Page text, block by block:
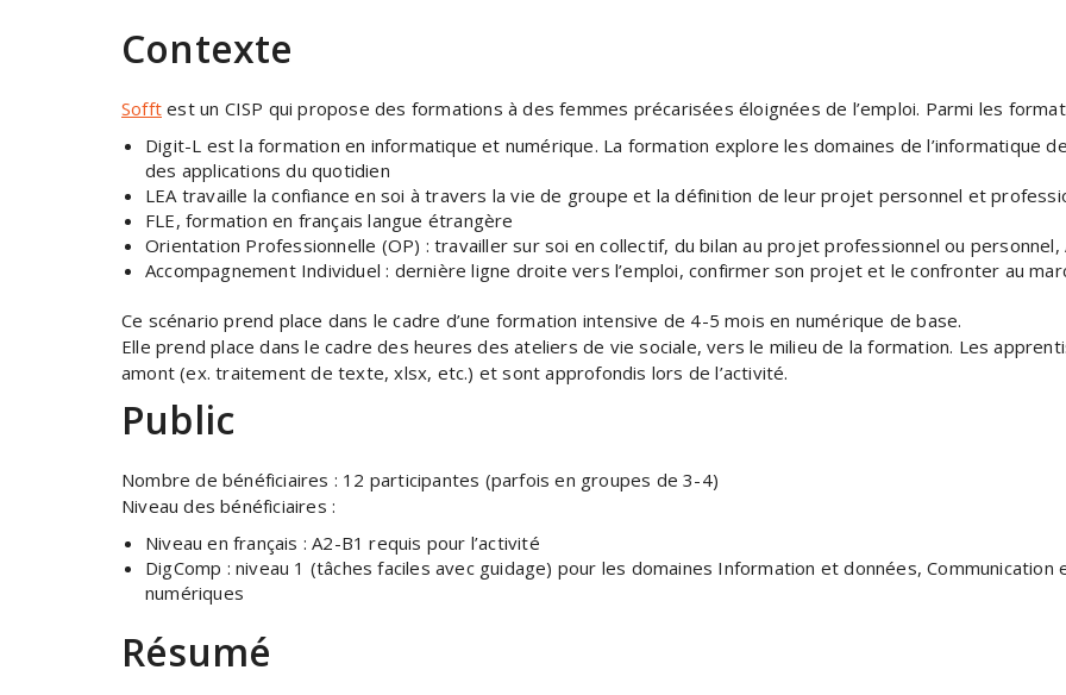
Contexte
Sofft est un CISP qui propose des formations à des femmes précarisées éloignées de l’emploi. Parmi les
Digit-L est la formation en informatique et numérique. La formation explore les domaines de l’informatique
des applications du quotidien
LEAtravaille la confiance en soi à travers la vie de groupe et la définition de leur projet personnel et
FLE, formation en français langue étrangère
Orientation Professionnelle (OP) : travailler sur soi en collectif, du bilan au projet professionnel ou personnel,
Accompagnement Individuel : dernière ligne droite vers l’emploi, confirmer son projet et le confronter au
Ce scénario prend place dans le cadre d’une formation intensive de 4-5 mois en numérique de base.
Elle prend place dans le cadre des heures des ateliers de vie sociale, vers le milieu de la formation. Les
amont (ex. traitement de texte, xlsx, etc.) et sont approfondis lors de l’activité.
Public
Nombre de bénéficiaires : 12 participantes (parfois en groupes de 3-4)
Niveau des bénéficiaires :
Niveau en français : A2-B1 requis pour l’activité
DigComp : niveau 1 (tâches faciles avec guidage) pour les domaines Information et données,
numériques
Résumé